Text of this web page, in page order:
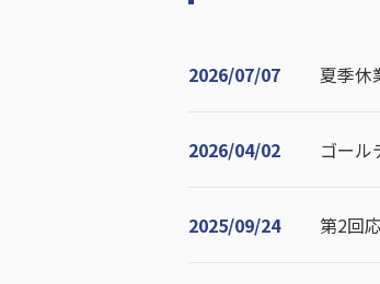
2026/07/07 夏季休
2026/04/02 ゴール
2025/09/24 第2回